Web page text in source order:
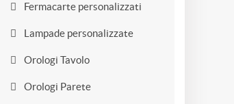
Fermacarte personalizzati
Lampade personalizzate
Orologi Tavolo
Orologi Parete